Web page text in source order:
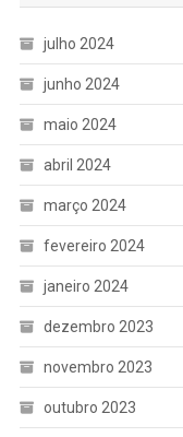
julho 2024
junho 2024
maio 2024
abril 2024
março 2024
fevereiro 2024
janeiro 2024
dezembro 2023
novembro 2023
outubro 2023